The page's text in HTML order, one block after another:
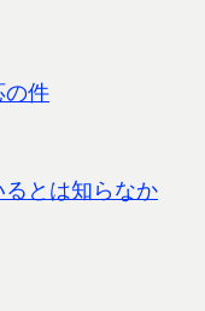
の件
るとは知らなか